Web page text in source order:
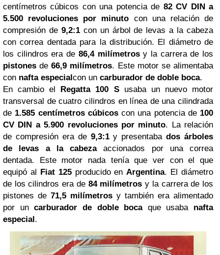
centímetros cúbicos con una potencia de 82 CV DIN a
5.500 revoluciones por minuto con una relación de
compresión de 9,2:1con un árbol de levas a la cabeza
con correa dentada para la distribución. El diámetro de
los cilindros era de 86,4 milímetrosy la carrera de los
pistones de66,9 milímetros. Este motor se alimentaba
con nafta especialcon un carburador de doble boca.
En cambio el Regatta 100 Susaba un nuevo motor
transversal de cuatro cilindros en línea de una cilindrada
de 1.585 centímetros cúbicoscon una potencia de 100
CV DIN a 5.900 revoluciones por minuto. La relación
de compresión era de 9,3:1y presentabados árboles
de levas a la cabezaaccionados por una correa
dentada. Este motor nada tenía que ver con el que
equipó al Fiat 125producido enArgentina. El diámetro
de los cilindros era de 84 milímetros y la carrera de los
pistones de 71,5 milímetros y también era alimentado
por uncarburador de doble bocaque usaba nafta
especial.